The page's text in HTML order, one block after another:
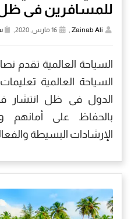
للمسافرين فى ظل
Zainab Ali
السياحة العالمية تقدم
السياحة العالمية
الدول فى ظل انتشار
بالحفاظ على أمانهم
الإرشادات البسيطة